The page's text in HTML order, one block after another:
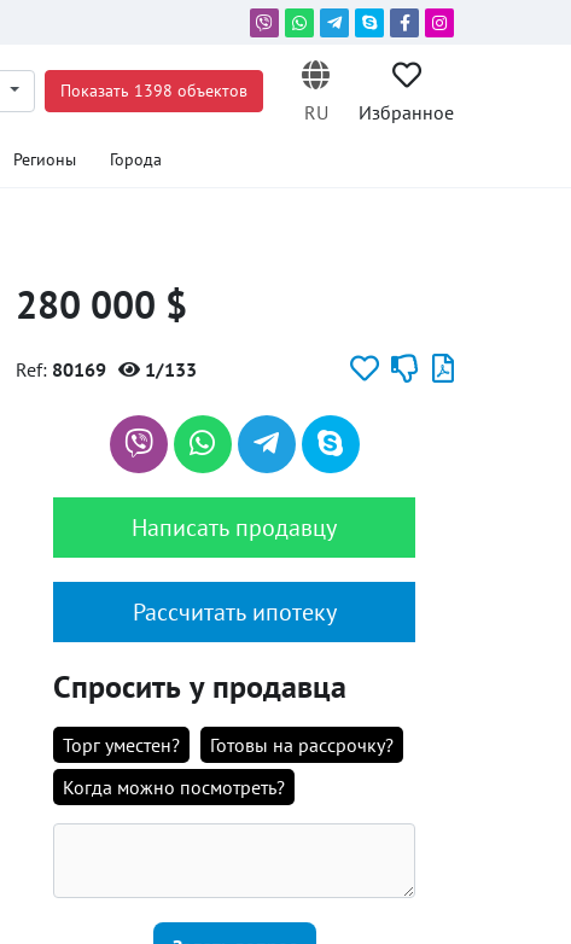
Показать 1398 объектов
RU Избранное
Регионы Города
280 000 $
Ref: 80169 1/133
Написать продавцу
Рассчитать ипотеку
Спросить у продавца
Торг уместен?
Готовы на рассрочку?
Когда можно посмотреть?